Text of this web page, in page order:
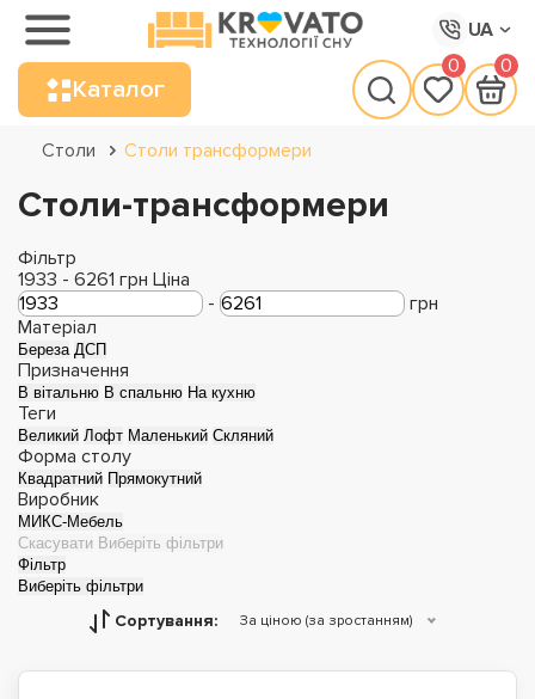
UA
Каталог
0 0
Столи Столи трансформери
Столи-трансформери
Фільтр
1933 - 6261 грн Ціна
-
грн
Матеріал
Береза ДСП
Призначення
В вітальню В спальню На кухню
Теги
Великий Лофт Маленький Скляний
Форма столу
Квадратний Прямокутний
Виробник
МИКС-Мебель
Скасувати Виберіть фільтри
Фільтр
Виберіть фільтри
Сортування: За ціною (за зростанням)